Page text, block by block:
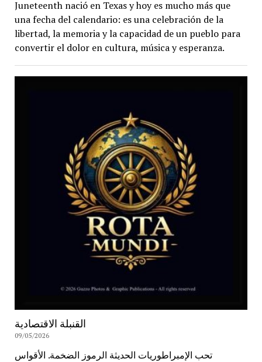
Juneteenth nació en Texas y hoy es mucho más que
una fecha del calendario: es una celebración de la
libertad, la memoria y la capacidad de un pueblo para
convertir el dolor en cultura, música y esperanza.
القنبلة الاقتصادية
09/05/2026
تحب الإمبراطوريات الحديثة الرموز الضخمة. الأقواس